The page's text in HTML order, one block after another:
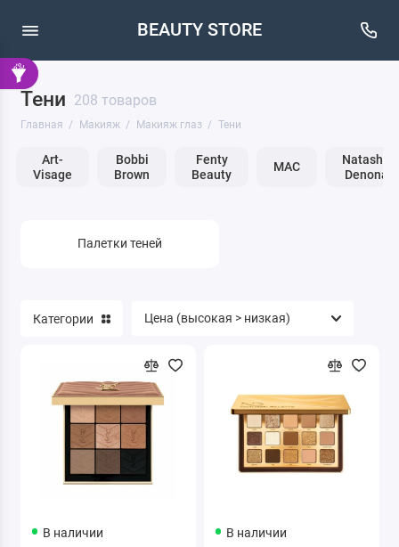
BEAUTY STORE
Тени 208 товаров
Главная Макияж Макияж глаз Тени
Art-
Visage
Bobbi
Brown
Fenty
Beauty
MAC
Natasha
Denona
Кисти
Макияж глаз
Палетки теней
Категории
В наличии В наличии